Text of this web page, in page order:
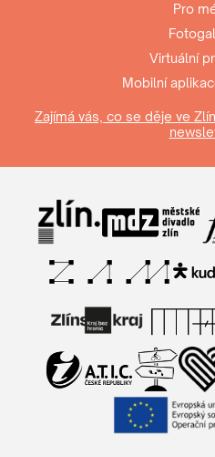
Pro
Virtuální
Mobilní
Zajímá vás, co se děje ve